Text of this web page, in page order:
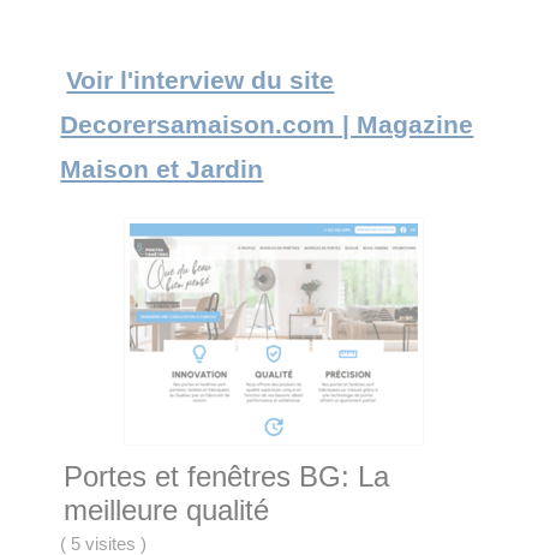
Voir l'interview du site
Decorersamaison.com | Magazine
Maison et Jardin
Portes et fenêtres BG: La
meilleure qualité
( 5 visites)